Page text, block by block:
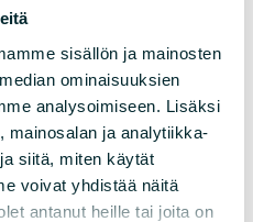
sisällön ja mainosten
ominaisuuksien
analysoimiseen. Lisäksi
mainosalan ja analytiikka-
siitä, miten käytät
voivat yhdistää näitä
antanut heille tai joita on
9-15)